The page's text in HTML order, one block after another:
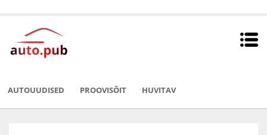
AUTOUUDISED PROOVISÕIT HUVITAV